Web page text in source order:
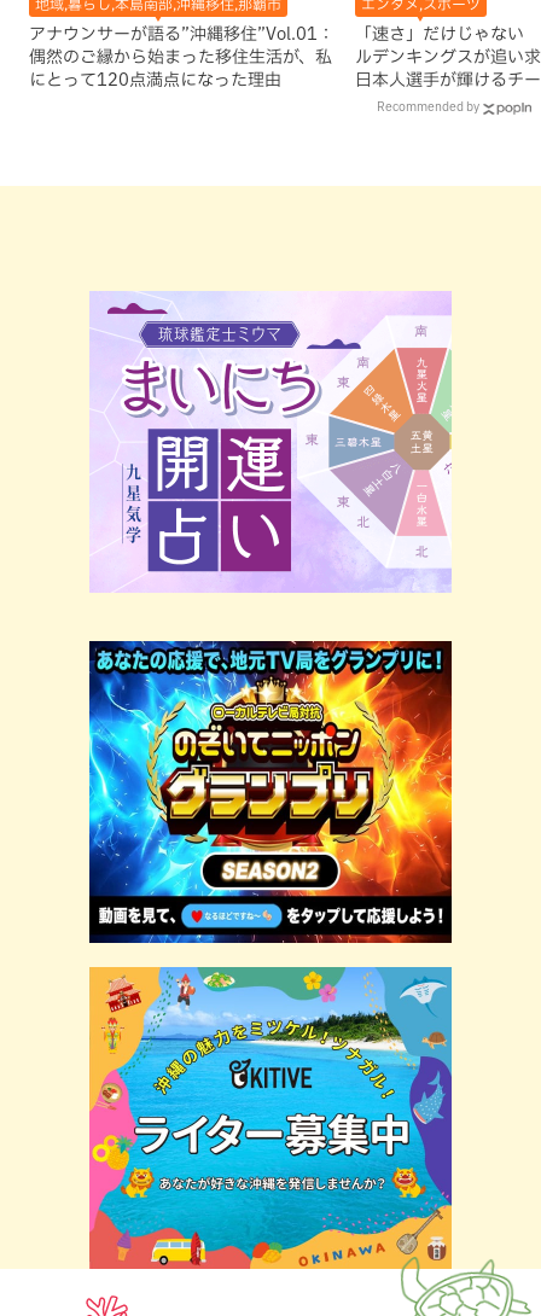
地域,暮らし,本島南部,沖縄移住,那覇市
アナウンサーが語る”沖縄移住”Vol.01：
偶然のご縁から始まった移住生活が、私
にとって120点満点になった理由
エンタメ,スポーツ
「速さ」だけじゃない
ルデンキングスが追い
日本人選手が輝けるチ
Recommended by